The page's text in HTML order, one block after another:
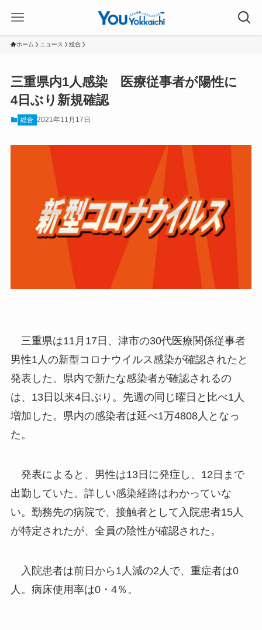
ホーム ニュース 総合
三重県内1人感染 医療従事者が陽性に
4日ぶり新規確認
総合 2021年11月17日
三重県は11月17日、津市の30代医療関係従事者
男性1人の新型コロナウイルス感染が確認されたと
発表した。県内で新たな感染者が確認されるの
は、13日以来4日ぶり。先週の同じ曜日と比べ1人
増加した。県内の感染者は延べ1万4808人となっ
た。
発表によると、男性は13日に発症し、12日まで
出勤していた。詳しい感染経路はわかっていな
い。勤務先の病院で、接触者として入院患者15人
が特定されたが、全員の陰性が確認された。
入院患者は前日から1人減の2人で、重症者は0
人。病床使用率は0・4％。